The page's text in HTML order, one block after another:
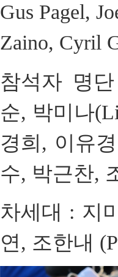
Gus Pagel,
Zaino, Cyril
참석자 명단
순, 박미나
경희 , 이유
수, 박근찬,
차세대 : 지
연, 조한내